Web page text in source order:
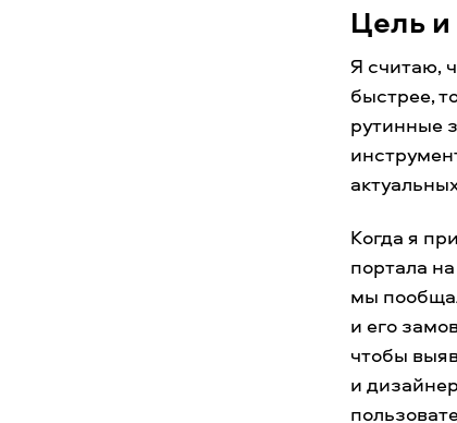
Цель и
Я считаю,
быстрее,
рутинные
Когда я
портала
мы
и его
чтобы
и